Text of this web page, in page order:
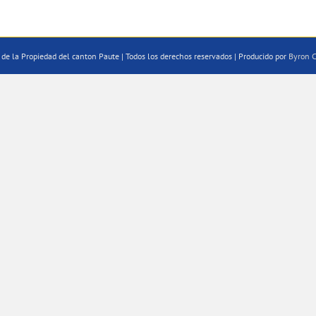
la Propiedad del canton Paute | Todos los derechos reservados | Producido por Byron